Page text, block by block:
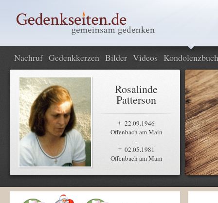
Nachruf Gedenkkerzen Bilder Videos Kondolenzbuch
Rosalinde
Patterson
22.09.1946
Offenbach am Main
-
02.05.1981
Offenbach am Main